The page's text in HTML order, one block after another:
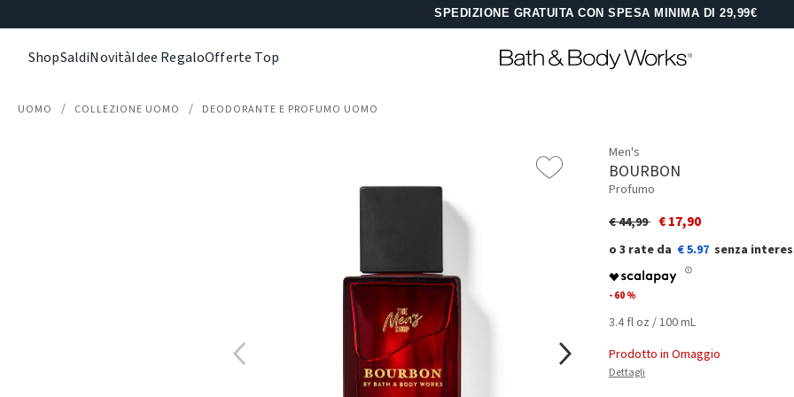
SPEDIZIONE GRATUITA CON SPESA MINIMA DI 29,99€
ShopSaldiNovitàIdee RegaloOfferte Top
UOMO COLLEZIONE UOMO DEODORANTE E PROFUMO UOMO
Men's
BOURBON
Profumo
Price reduced from
€ 44,99to€ 17,90
€ 5.97
- 60 %
3.4 fl oz / 100 mL
Prodotto in Omaggio
Dettagli